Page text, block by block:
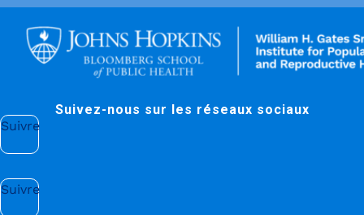
Suivez-nous sur les réseaux sociaux
Suivre
Suivre